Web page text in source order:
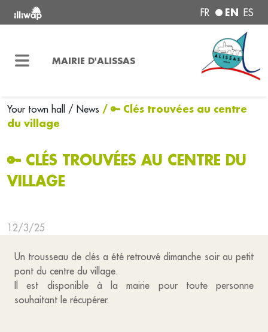
FR EN ES
MAIRIE D'ALISSAS
Your town hall / News / 🔑 Clés trouvées au centre
du village
🔑 CLÉS TROUVÉES AU CENTRE DU
VILLAGE
12/3/25
Un trousseau de clés a été retrouvé dimanche soir au petit
pont du centre du village.
Il est disponible à la mairie pour toute personne
souhaitant le récupérer.